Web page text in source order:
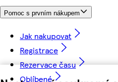
Pomoc s prvním nákupem
Jak nakupovat
Registrace
Rezervace času
Oblíbené